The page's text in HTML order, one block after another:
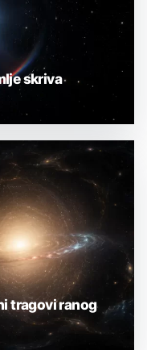
skriva
tragovi ranog